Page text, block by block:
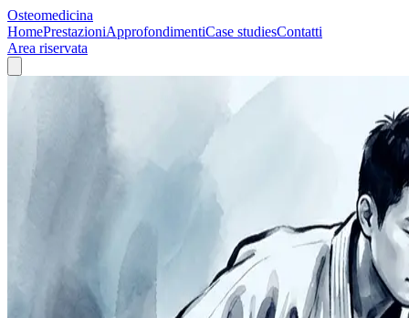
Osteomedicina
HomePrestazioniApprofondimentiCase studiesContatti
Area riservata